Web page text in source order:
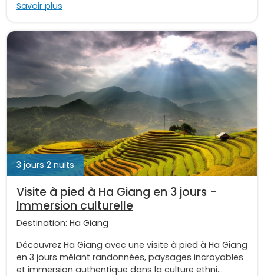
Savoir plus
3 jours 2 nuits
Visite à pied à Ha Giang en 3 jours -
Immersion culturelle
Destination: Ha Giang
Découvrez Ha Giang avec une visite à pied à Ha Giang
en 3 jours mêlant randonnées, paysages incroyables
et immersion authentique dans la culture ethni...